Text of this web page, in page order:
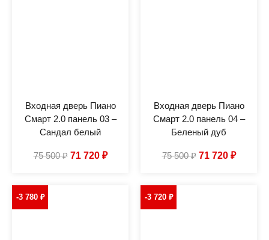
Входная дверь Пиано
Смарт 2.0 панель 03 –
Сандал белый
75 500₽ 71 720 ₽
Входная дверь Пиано
Смарт 2.0 панель 04 –
Беленый дуб
75 500₽ 71 720 ₽
-3 780 ₽ -3 720 ₽